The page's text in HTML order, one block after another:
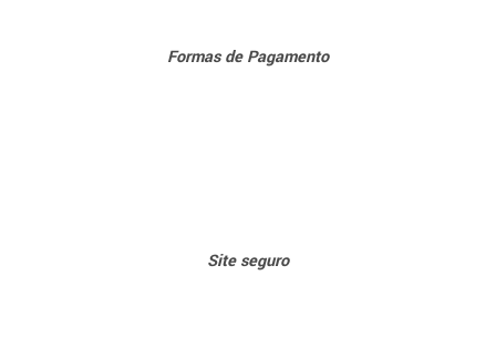
Formas de Pagamento
Site seguro